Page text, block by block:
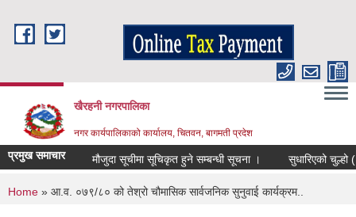
खैरहनी नगरपालिका
नगर कार्यपालिकाको कार्यालय, चितवन, बागमती प्रदेश
प्रमुख समाचार मौजुदा सूचीमा सूचिकृत हुने सम्बन्धी सूचना । सुधारिएको चुल्हो
You are here
Home » आ.व. ०७९/८० को तेश्रो चौमासिक सार्वजनिक सुनुवाई कार्यक्रम..